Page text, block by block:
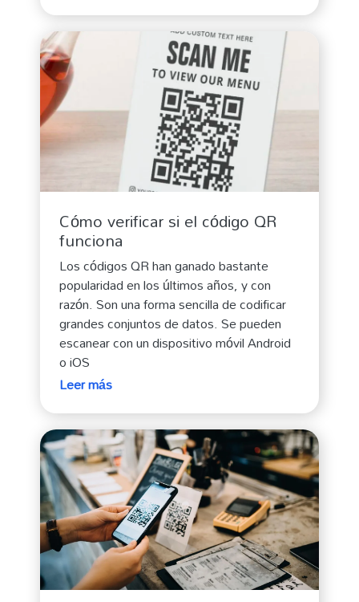
Cómo verificar si el código QR
funciona
Los códigos QR han ganado bastante
popularidad en los últimos años, y con
razón. Son una forma sencilla de codificar
grandes conjuntos de datos. Se pueden
escanear con un dispositivo móvil Android
o iOS
Leer más